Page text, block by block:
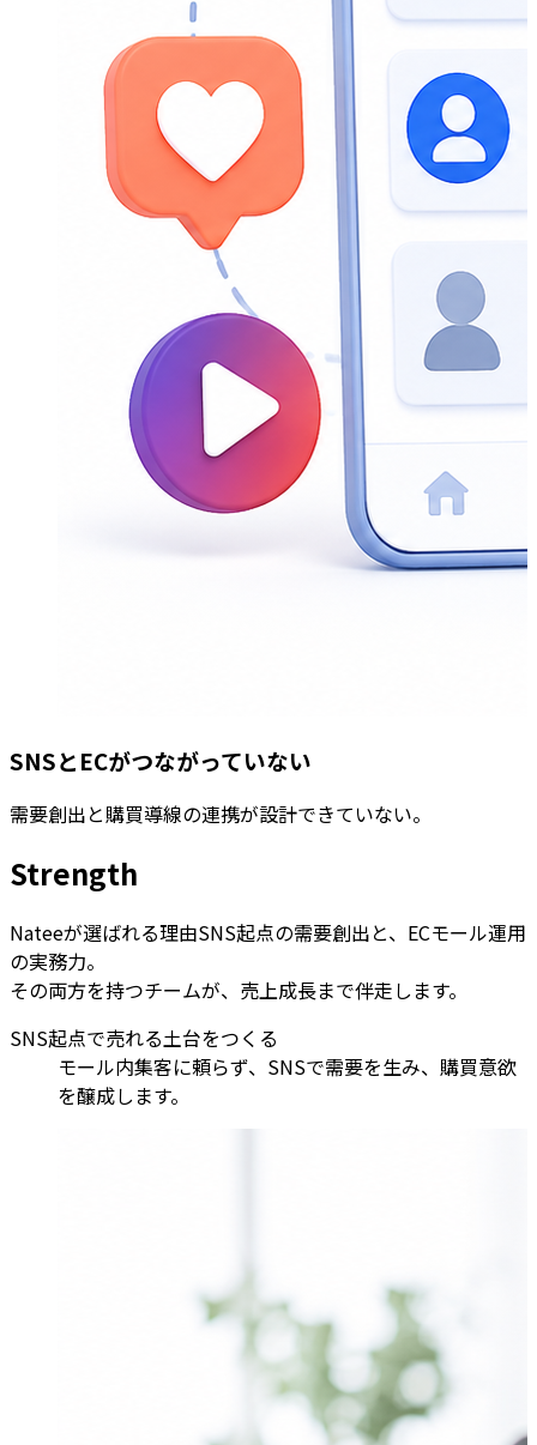
SNSとECがつながっていない
需要創出と購買導線の連携が設計できていない。
Strength
Nateeが選ばれる理由SNS起点の需要創出と、ECモール運用
の実務力。
その両方を持つチームが、売上成長まで伴走します。
SNS起点で売れる土台をつくる
モール内集客に頼らず、SNSで需要を生み、購買意欲
を醸成します。